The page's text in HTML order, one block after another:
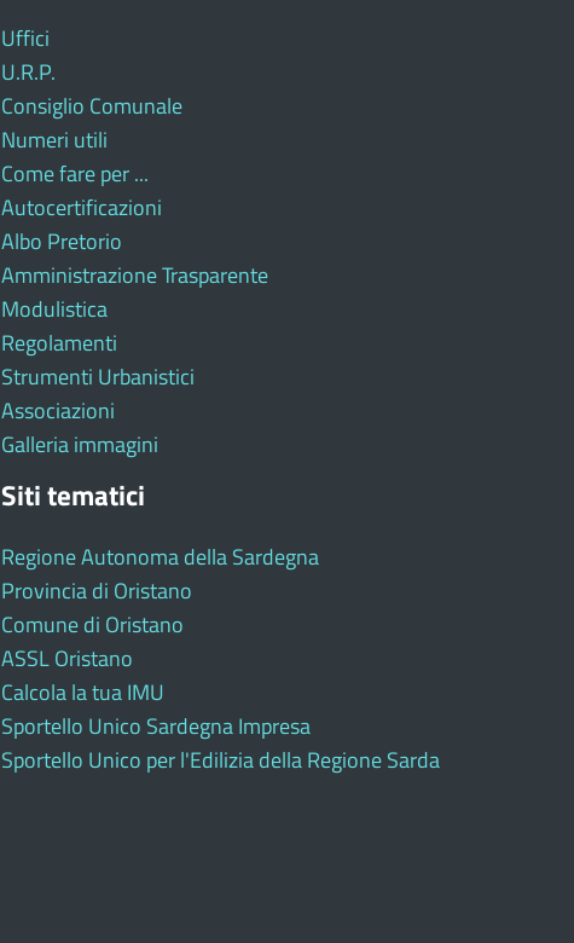
Uffici
U.R.P.
Consiglio Comunale
Numeri utili
Come fare per ...
Autocertificazioni
Albo Pretorio
Amministrazione Trasparente
Modulistica
Regolamenti
Strumenti Urbanistici
Associazioni
Galleria immagini
Siti tematici
Regione Autonoma della Sardegna
Provincia di Oristano
Comune di Oristano
ASSL Oristano
Calcola la tua IMU
Sportello Unico Sardegna Impresa
Sportello Unico per l'Edilizia della Regione Sarda